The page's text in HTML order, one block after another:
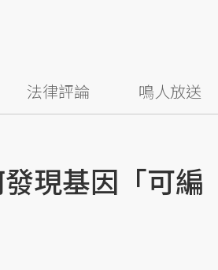
法律評論 鳴人放送
現基因「可編